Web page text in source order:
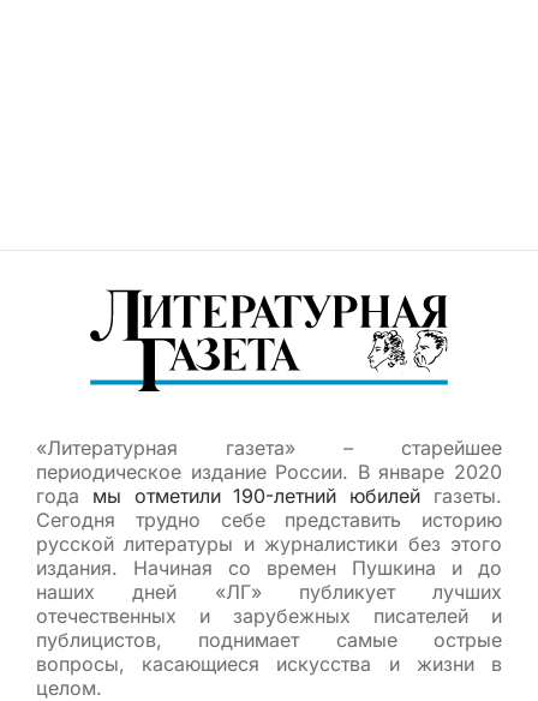
«Литературная газета» – старейшее
периодическое издание России. В январе 2020
года мы отметили 190-летний юбилей газеты.
Сегодня трудно себе представить историю
русской литературы и журналистики без этого
издания. Начиная со времен Пушкина и до
наших дней «ЛГ» публикует лучших
отечественных и зарубежных писателей и
публицистов, поднимает самые острые
вопросы, касающиеся искусства и жизни в
целом.